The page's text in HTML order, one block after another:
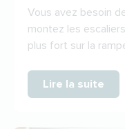
Vous avez besoin
montez les
plus fort sur la
Lire la suite